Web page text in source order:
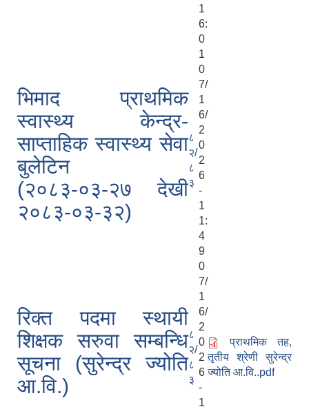
1
6:
0
1
भिमाद प्राथमिक
स्वास्थ्य केन्द्र-
साप्ताहिक स्वास्थ्य सेवा
बुलेटिन
(२०८३-०३-२७ देखी
२०८३-०३-३२)
८
२/
८
३
0
7/
1
6/
2
0
2
6
-
1
1:
4
9
रिक्त पदमा स्थायी
शिक्षक सरुवा सम्बन्धि
सूचना (सुरेन्द्र ज्योति
आ.वि.)
८
२/
८
३
0
7/
1
6/
2
0
2
6
-
1
प्राथमिक तह,
तृतीय श्रेणी सुरेन्द्र
ज्योति आ.वि..pdf